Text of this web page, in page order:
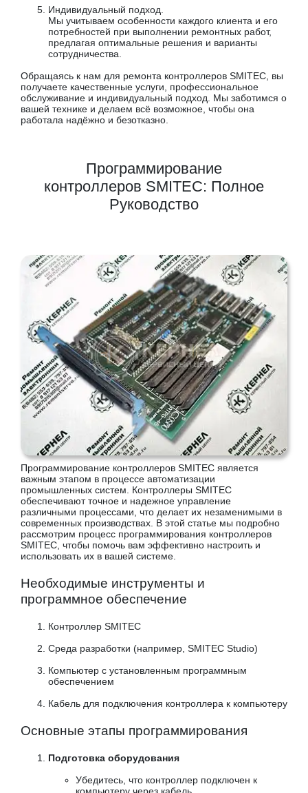
Индивидуальный подход.
Мы учитываем особенности каждого клиента и его
потребностей при выполнении ремонтных работ,
предлагая оптимальные решения и варианты
сотрудничества.
Обращаясь к нам для ремонта контроллеров SMITEC, вы
получаете качественные услуги, профессиональное
обслуживание и индивидуальный подход. Мы заботимся о
вашей технике и делаем всё возможное, чтобы она
работала надёжно и безотказно.
Программирование
контроллеров SMITEC: Полное
Руководство
Программирование контроллеров SMITEC является
важным этапом в процессе автоматизации
промышленных систем. Контроллеры SMITEC
обеспечивают точное и надежное управление
различными процессами, что делает их незаменимыми в
современных производствах. В этой статье мы подробно
рассмотрим процесс программирования контроллеров
SMITEC, чтобы помочь вам эффективно настроить и
использовать их в вашей системе.
Необходимые инструменты и
программное обеспечение
Контроллер SMITEC
Среда разработки (например, SMITEC Studio)
Компьютер с установленным программным
обеспечением
Кабель для подключения контроллера к компьютеру
Основные этапы программирования
Подготовка оборудования
Убедитесь, что контроллер подключен к